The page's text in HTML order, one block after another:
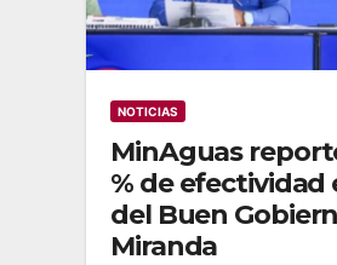
NOTICIAS
MinAguas
% de efectividad
del Buen
Miranda